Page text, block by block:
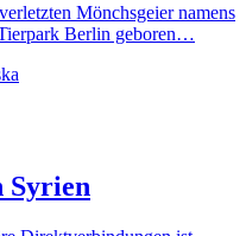
Mönchsgeier namens
Berlin geboren…
Syrien